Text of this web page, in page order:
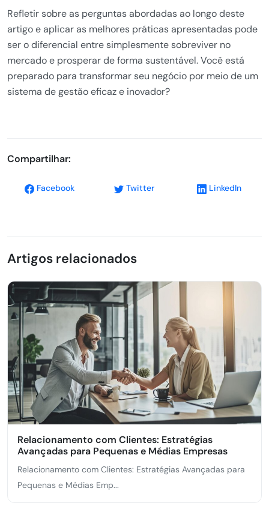
Refletir sobre as perguntas abordadas ao longo deste
artigo e aplicar as melhores práticas apresentadas pode
ser o diferencial entre simplesmente sobreviver no
mercado e prosperar de forma sustentável. Você está
preparado para transformar seu negócio por meio de um
sistema de gestão eficaz e inovador?
Compartilhar:
Facebook Twitter LinkedIn
Artigos relacionados
Relacionamento com Clientes: Estratégias
Avançadas para Pequenas e Médias Empresas
Relacionamento com Clientes: Estratégias Avançadas para
Pequenas e Médias Emp...